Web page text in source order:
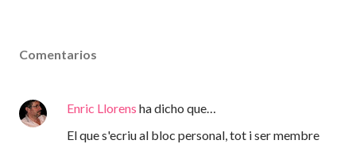
Comentarios
Enric Llorens ha dicho que…
El que s'ecriu al bloc personal, tot i ser membre